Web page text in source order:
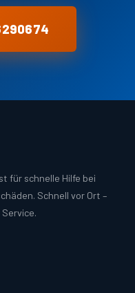
für schnelle Hilfe bei
Schnell vor Ort –